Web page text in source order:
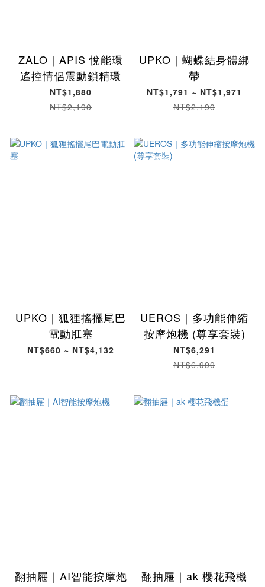
ZALO｜APIS 悅能環
遙控情侶震動鎖精環
NT$1,880
NT$2,190
UPKO｜蝴蝶結身體綁
帶
NT$1,791 ~ NT$1,971
NT$2,190
UPKO｜狐狸搖擺尾巴
電動肛塞
NT$660 ~ NT$4,132
UEROS｜多功能伸縮
按摩炮機 (尊享套裝)
NT$6,291
NT$6,990
翻抽屜｜AI智能按摩炮
翻抽屜｜ak 櫻花飛機